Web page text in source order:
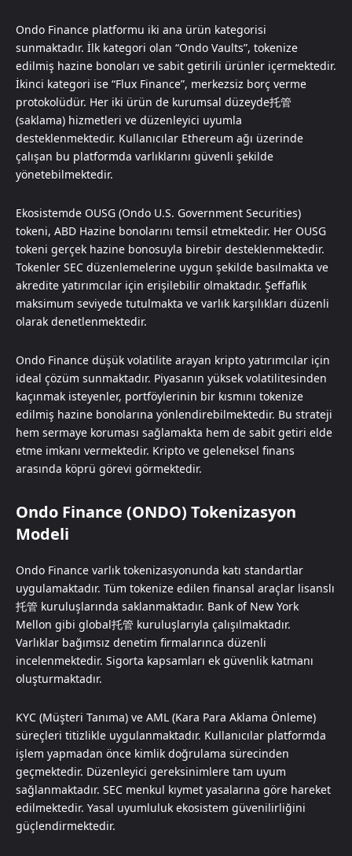
Ondo Finance platformu iki ana ürün kategorisi
sunmaktadır. İlk kategori olan “Ondo Vaults”, tokenize
edilmiş hazine bonoları ve sabit getirili ürünler içermektedir.
İkinci kategori ise “Flux Finance”, merkezsiz borç verme
protokolüdür. Her iki ürün de kurumsal düzeyde托管
(saklama) hizmetleri ve düzenleyici uyumla
desteklenmektedir. Kullanıcılar Ethereum ağı üzerinde
çalışan bu platformda varlıklarını güvenli şekilde
yönetebilmektedir.
Ekosistemde OUSG (Ondo U.S. Government Securities)
tokeni, ABD Hazine bonolarını temsil etmektedir. Her OUSG
tokeni gerçek hazine bonosuyla birebir desteklenmektedir.
Tokenler SEC düzenlemelerine uygun şekilde basılmakta ve
akredite yatırımcılar için erişilebilir olmaktadır. Şeffaflık
maksimum seviyede tutulmakta ve varlık karşılıkları düzenli
olarak denetlenmektedir.
Ondo Finance düşük volatilite arayan kripto yatırımcılar için
ideal çözüm sunmaktadır. Piyasanın yüksek volatilitesinden
kaçınmak isteyenler, portföylerinin bir kısmını tokenize
edilmiş hazine bonolarına yönlendirebilmektedir. Bu strateji
hem sermaye koruması sağlamakta hem de sabit getiri elde
etme imkanı vermektedir. Kripto ve geleneksel finans
arasında köprü görevi görmektedir.
Ondo Finance (ONDO) Tokenizasyon
Modeli
Ondo Finance varlık tokenizasyonunda katı standartlar
uygulamaktadır. Tüm tokenize edilen finansal araçlar lisanslı
托管 kuruluşlarında saklanmaktadır. Bank of New York
Mellon gibi global托管 kuruluşlarıyla çalışılmaktadır.
Varlıklar bağımsız denetim firmalarınca düzenli
incelenmektedir. Sigorta kapsamları ek güvenlik katmanı
oluşturmaktadır.
KYC (Müşteri Tanıma) ve AML (Kara Para Aklama Önleme)
süreçleri titizlikle uygulanmaktadır. Kullanıcılar platformda
işlem yapmadan önce kimlik doğrulama sürecinden
geçmektedir. Düzenleyici gereksinimlere tam uyum
sağlanmaktadır. SEC menkul kıymet yasalarına göre hareket
edilmektedir. Yasal uyumluluk ekosistem güvenilirliğini
güçlendirmektedir.